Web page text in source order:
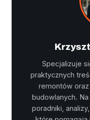
Specjalizuje
praktycznych
remontów
budowlanych.
poradniki,